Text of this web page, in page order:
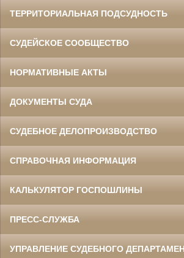
ТЕРРИТОРИАЛЬНАЯ ПОДСУДНОСТЬ
СУДЕЙСКОЕ СООБЩЕСТВО
НОРМАТИВНЫЕ АКТЫ
ДОКУМЕНТЫ СУДА
СУДЕБНОЕ ДЕЛОПРОИЗВОДСТВО
СПРАВОЧНАЯ ИНФОРМАЦИЯ
КАЛЬКУЛЯТОР ГОСПОШЛИНЫ
ПРЕСС-СЛУЖБА
УПРАВЛЕНИЕ СУДЕБНОГО